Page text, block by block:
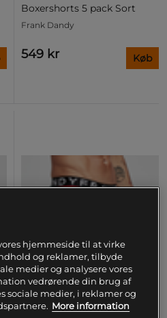
Boxershorts 5 pack Sort
Frank Dandy
549 kr Køb
+ 2 farver
hjemmeside til at virke
og reklamer, tilbyde
medier og analysere vores
vedrørende din brug af
sociale medier, i reklamer og
More information